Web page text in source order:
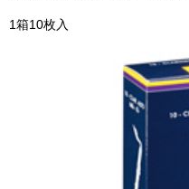
1箱10枚入